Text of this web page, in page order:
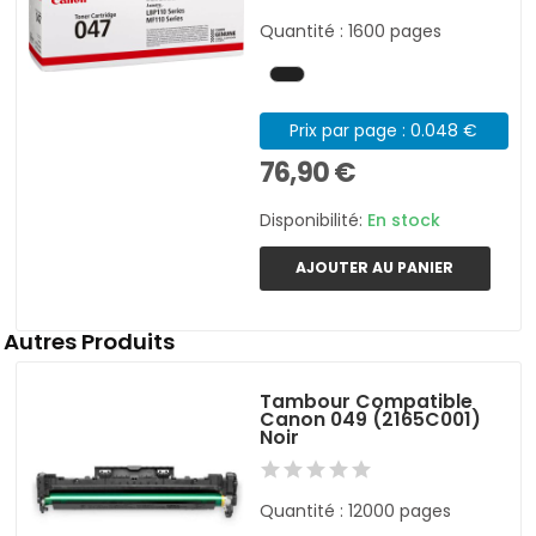
Quantité : 1600 pages
Prix par page : 0.048 €
76,90 €
Disponibilité: En stock
AJOUTER AU PANIER
Autres Produits
Tambour Compatible
Canon 049 (2165C001)
Noir
Quantité : 12000 pages